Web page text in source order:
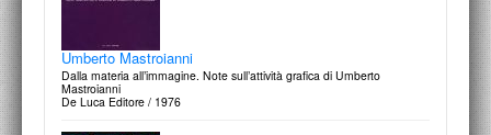
Francesco Moschini: nuove tendenze dell'architettura e dell'urbanistica
contemporanee
Edizioni A.A.M. / 1992
Umberto Mastroianni
Dalla materia all’immagine. Note sull’attività grafica di Umberto
Mastroianni
De Luca Editore / 1976